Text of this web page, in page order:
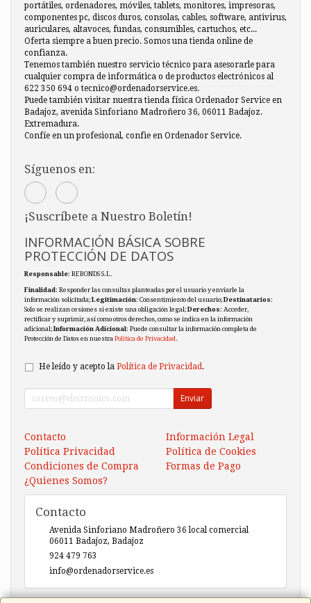
portátiles, ordenadores, móviles, tablets, monitores, impresoras,
componentes pc, discos duros, consolas, cables, software, antivirus,
auriculares, altavoces, fundas, consumibles, cartuchos, etc...
Oferta siempre a buen precio. Somos una tienda online de
confianza.
Tenemos también nuestro servicio técnico para asesorarle para
cualquier compra de informática o de productos electrónicos al
622 350 694 o tecnico@ordenadorservice.es.
Puede también visitar nuestra tienda física Ordenador Service en
Badajoz, avenida Sinforiano Madroñero 36, 06011 Badajoz.
Extremadura.
Confíe en un profesional, confie en Ordenador Service.
Síguenos en:
¡Suscríbete a Nuestro Boletín!
INFORMACIÓN BÁSICA SOBRE
PROTECCIÓN DE DATOS
Responsable: REBONDS S.L.
Finalidad: Responder las consultas planteadas por el usuario y enviarle la
información solicitada;Legitimación: Consentimiento del usuario;Destinatarios:
Solo se realizan cesiones si existe una obligación legal;Derechos: Acceder,
rectificar y suprimir, así como otros derechos, como se indica en la información
adicional;Información Adicional: Puede consultar la información completa de
Protección de Datos en nuestra Política de Privacidad.
He leído y acepto la Política de Privacidad.
Enviar
Contacto
Información Legal
Política Privacidad
Política de Cookies
Condiciones de Compra
Formas de Pago
¿Quienes Somos?
Contacto
Avenida Sinforiano Madroñero 36 local comercial
06011 Badajoz, Badajoz
924 479 763
info@ordenadorservice.es